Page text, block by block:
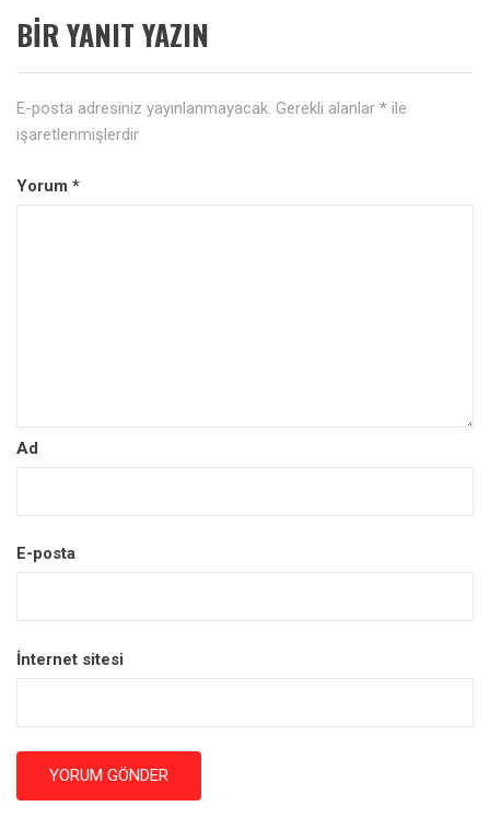
BIR YANIT YAZIN
E-posta adresiniz yayınlanmayacak. Gerekli alanlar * ile
işaretlenmişlerdir
Yorum *
Ad
E-posta
İnternet sitesi